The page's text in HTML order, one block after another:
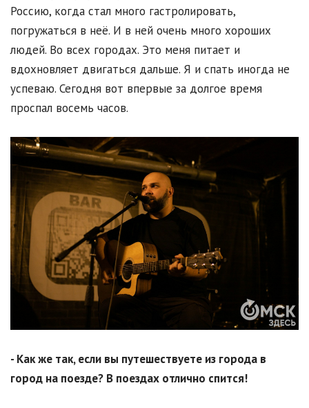
Россию, когда стал много гастролировать,
погружаться в неё. И в ней очень много хороших
людей. Во всех городах. Это меня питает и
вдохновляет двигаться дальше. Я и спать иногда не
успеваю. Сегодня вот впервые за долгое время
проспал восемь часов.
- Как же так, если вы путешествуете из города в
город на поезде? В поездах отлично спится!